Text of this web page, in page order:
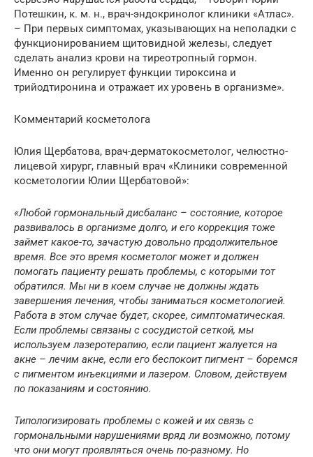
Потешкин, к. м. н., врач-эндокринолог клиники «Атлас».
– При первых симптомах, указывающих на неполадки с
функционированием щитовидной железы, следует
сделать анализ крови на тиреотропный гормон.
Именно он регулирует функции тироксина и
трийодтиронина и отражает их уровень в организме».
Комментарий косметолога
Юлия Щербатова, врач-дерматокосметолог, челюстно-
лицевой хирург, главный врач «Клиники современной
косметологии Юлии Щербатовой»:
«Любой гормональный дисбаланс – состояние, которое
развивалось в организме долго, и его коррекция тоже
займет какое-то, зачастую довольно продолжительное
время. Все это время косметолог может и должен
помогать пациенту решать проблемы, с которыми тот
обратился. Мы ни в коем случае не должны ждать
завершения лечения, чтобы заниматься косметологией.
Работа в этом случае будет, скорее, симптоматическая.
Если проблемы связаны с сосудистой сеткой, мы
используем лазеротерапию, если пациент жалуется на
акне – лечим акне, если его беспокоит пигмент – боремся
с пигментом инъекциями и лазером. Словом, действуем
по показаниям и состоянию.
Типологизировать проблемы с кожей и их связь с
гормональными нарушениями вряд ли возможно, потому
что они могут проявляться очень по-разному. Но